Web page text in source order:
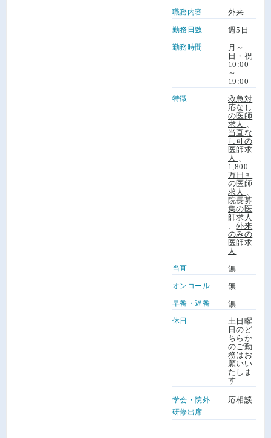
職務内容 外来
勤務日数 週5日
勤務時間
月～
日・祝
10:00
～
19:00
特徴
救急対
応なし
の医師
求人
当直な
し可の
医師求
人
1,800
万円可
の医師
求人
院長募
集の医
師求人
、外来
のみの
医師求
人
当直 無
オンコール 無
早番・遅番 無
休日
土日曜
日のど
ちらか
のご勤
務はお
願いい
たしま
す
学会・院外
研修出席
応相談